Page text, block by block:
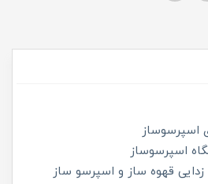
اسپرسوساز
اسپرسوساز
قهوه ساز و اسپرسو ساز